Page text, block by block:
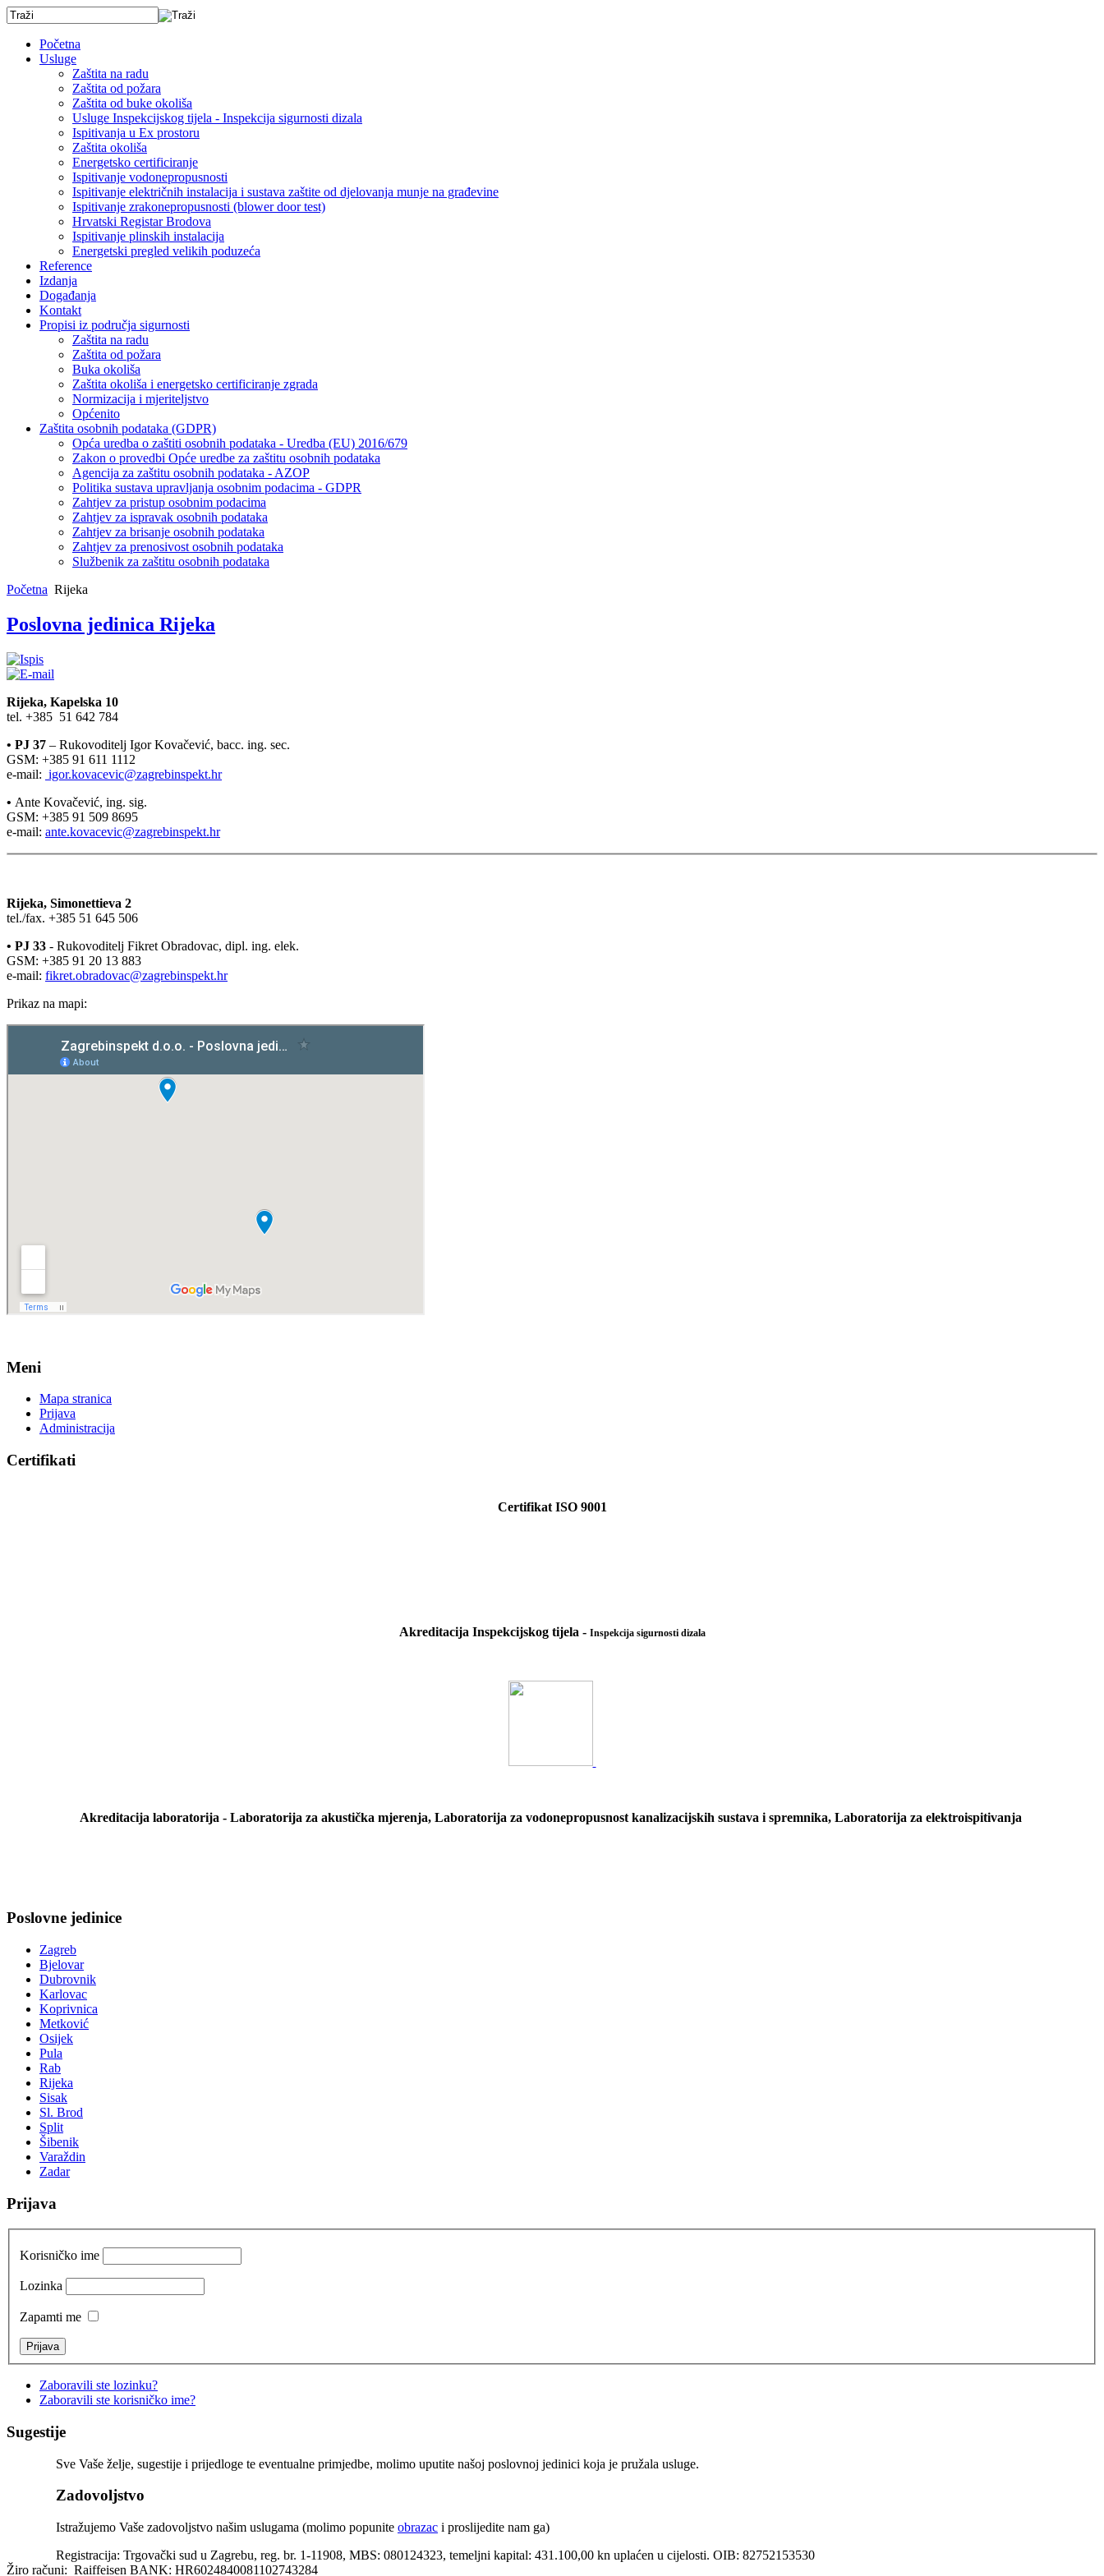
Početna
Usluge
Zaštita na radu
Zaštita od požara
Zaštita od buke okoliša
Usluge Inspekcijskog tijela - Inspekcija sigurnosti dizala
Ispitivanja u Ex prostoru
Zaštita okoliša
Energetsko certificiranje
Ispitivanje vodonepropusnosti
Ispitivanje električnih instalacija i sustava zaštite od djelovanja munje na građevine
Ispitivanje zrakonepropusnosti (blower door test)
Hrvatski Registar Brodova
Ispitivanje plinskih instalacija
Energetski pregled velikih poduzeća
Reference
Izdanja
Događanja
Kontakt
Propisi iz područja sigurnosti
Zaštita na radu
Zaštita od požara
Buka okoliša
Zaštita okoliša i energetsko certificiranje zgrada
Normizacija i mjeriteljstvo
Općenito
Zaštita osobnih podataka (GDPR)
Opća uredba o zaštiti osobnih podataka - Uredba (EU) 2016/679
Zakon o provedbi Opće uredbe za zaštitu osobnih podataka
Agencija za zaštitu osobnih podataka - AZOP
Politika sustava upravljanja osobnim podacima - GDPR
Zahtjev za pristup osobnim podacima
Zahtjev za ispravak osobnih podataka
Zahtjev za brisanje osobnih podataka
Zahtjev za prenosivost osobnih podataka
Službenik za zaštitu osobnih podataka
Početna Rijeka
Poslovna jedinica Rijeka
Rijeka, Kapelska 10
tel. +385 51 642 784
• PJ 37 – Rukovoditelj Igor Kovačević, bacc. ing. sec.
GSM: +385 91 611 1112
e-mail: igor.kovacevic@zagrebinspekt.hr
• Ante Kovačević, ing. sig.
GSM: +385 91 509 8695
e-mail: ante.kovacevic@zagrebinspekt.hr
Rijeka, Simonettieva 2
tel./fax. +385 51 645 506
• PJ 33 - Rukovoditelj Fikret Obradovac, dipl. ing. elek.
GSM: +385 91 20 13 883
e-mail: fikret.obradovac@zagrebinspekt.hr
Prikaz na mapi:
Meni
Mapa stranica
Prijava
Administracija
Certifikati
Certifikat ISO 9001
Akreditacija Inspekcijskog tijela - Inspekcija sigurnosti dizala
Akreditacija laboratorija - Laboratorija za akustička mjerenja, Laboratorija za vodonepropusnost kanalizacijskih sustava i spremnika, Laboratorija za elektroispitivanja
Poslovne jedinice
Zagreb
Bjelovar
Dubrovnik
Karlovac
Koprivnica
Metković
Osijek
Pula
Rab
Rijeka
Sisak
Sl. Brod
Split
Šibenik
Varaždin
Zadar
Prijava
Korisničko ime
Lozinka
Zapamti me
Zaboravili ste lozinku?
Zaboravili ste korisničko ime?
Sugestije
Sve Vaše želje, sugestije i prijedloge te eventualne primjedbe, molimo uputite našoj poslovnoj jedinici koja je pružala usluge.
Zadovoljstvo
Istražujemo Vaše zadovoljstvo našim uslugama (molimo popunite obrazac i proslijedite nam ga)
Registracija: Trgovački sud u Zagrebu, reg. br. 1-11908, MBS: 080124323, temeljni kapital: 431.100,00 kn uplaćen u cijelosti. OIB: 82752153530
Žiro računi: Raiffeisen BANK: HR6024840081102743284